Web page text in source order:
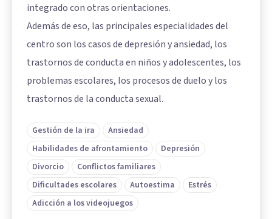
integrado con otras orientaciones.
Además de eso, las principales especialidades del
centro son los casos de depresión y ansiedad, los
trastornos de conducta en niños y adolescentes, los
problemas escolares, los procesos de duelo y los
trastornos de la conducta sexual.
Gestión de la ira
Ansiedad
Habilidades de afrontamiento
Depresión
Divorcio
Conflictos familiares
Dificultades escolares
Autoestima
Estrés
Adicción a los videojuegos